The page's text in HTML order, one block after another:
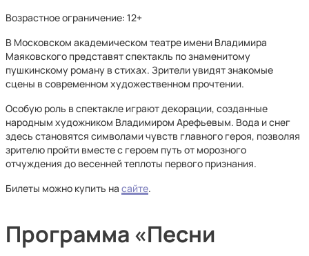
Возрастное ограничение: 12+
В Московском академическом театре имени Владимира
Маяковского представят спектакль по знаменитому
пушкинскому роману в стихах. Зрители увидят знакомые
сцены в современном художественном прочтении.
Особую роль в спектакле играют декорации, созданные
народным художником Владимиром Арефьевым. Вода и снег
здесь становятся символами чувств главного героя, позволяя
зрителю пройти вместе с героем путь от морозного
отчуждения до весенней теплоты первого признания.
Билеты можно купить на сайте.
Программа «Песни